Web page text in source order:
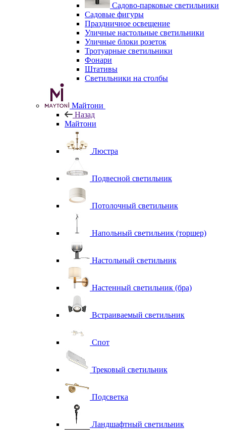
Садово-парковые светильники
Садовые фигуры
Праздничное освещение
Уличные настольные светильники
Уличные блоки розеток
Тротуарные светильники
Фонари
Штативы
Светильники на столбы
Майтони
Назад
Майтони
Люстра
Подвесной светильник
Потолочный светильник
Напольный светильник (торшер)
Настольный светильник
Настенный светильник (бра)
Встраиваемый светильник
Спот
Трековый светильник
Подсветка
Ландшафтный светильник